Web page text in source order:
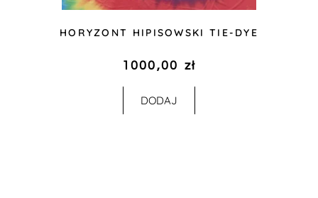
HORYZONT HIPISOWSKI TIE-DYE
1000,00 zł
DODAJ